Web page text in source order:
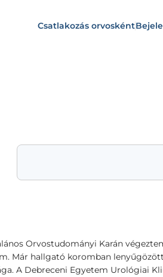
Csatlakozás orvosként
Orvostudományi Karán
Már hallgató koromban
A Debreceni Egyetem Urológiai